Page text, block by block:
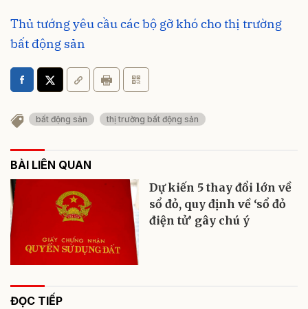
Thủ tướng yêu cầu các bộ gỡ khó cho thị trường
bất động sản
bất động sản thị trường bất động sản
BÀI LIÊN QUAN
Dự kiến 5 thay đổi lớn về
sổ đỏ, quy định về ‘sổ đỏ
điện tử’ gây chú ý
ĐỌC TIẾP